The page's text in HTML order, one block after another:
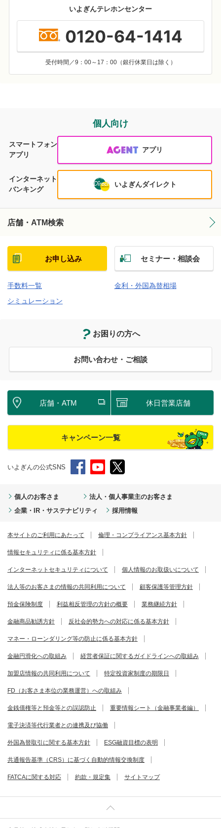
いよぎんテレホンセンター
0120-64-1414
受付時間／9：00～17：00（銀行休業日は除く）
個人向け
スマートフォン
アプリ
アプリ
インターネット
バンキング
いよぎんダイレクト
店舗・ATM検索
お申し込み セミナー・相談会
手数料一覧
金利・外国為替相場
シミュレーション
お困りの方へ
お問い合わせ・ご相談
店舗・ATM 休日営業店舗
キャンペーン一覧
いよぎんの公式SNS
個人のお客さま
法人・個人事業主のお客さま
企業・IR・サステナビリティ
採用情報
本サイトのご利用にあたって 倫理・コンプライアンス基本方針
情報セキュリティに係る基本方針
インターネットセキュリティについて 個人情報のお取扱いについて
法人等のお客さまの情報の共同利用について 顧客保護等管理方針
預金保険制度 利益相反管理の方針の概要 業務継続方針
金融商品勧誘方針 反社会的勢力への対応に係る基本方針
マネー・ローンダリング等の防止に係る基本方針
金融円滑化への取組み 経営者保証に関するガイドラインへの取組み
加盟店情報の共同利用について 特定投資家制度の期限日
FD（お客さま本位の業務運営）への取組み
金銭債権等と預金等との誤認防止 重要情報シート（金融事業者編）
電子決済等代行業者との連携及び協働
外国為替取引に関する基本方針 ESG融資目標の表明
共通報告基準（CRS）に基づく自動的情報交換制度
FATCAに関する対応 約款・規定集 サイトマップ